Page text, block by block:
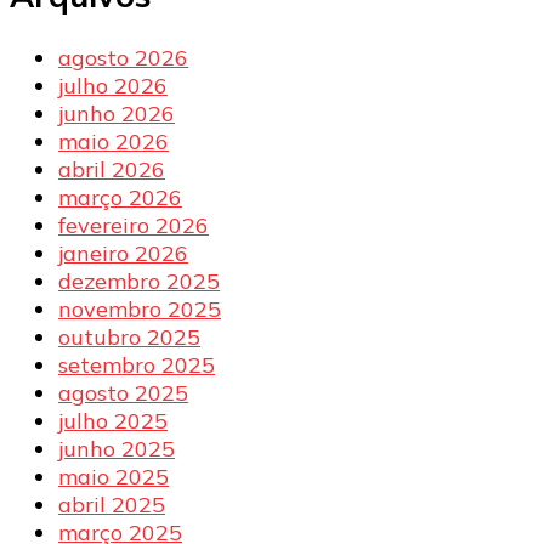
agosto 2026
julho 2026
junho 2026
maio 2026
abril 2026
março 2026
fevereiro 2026
janeiro 2026
dezembro 2025
novembro 2025
outubro 2025
setembro 2025
agosto 2025
julho 2025
junho 2025
maio 2025
abril 2025
março 2025